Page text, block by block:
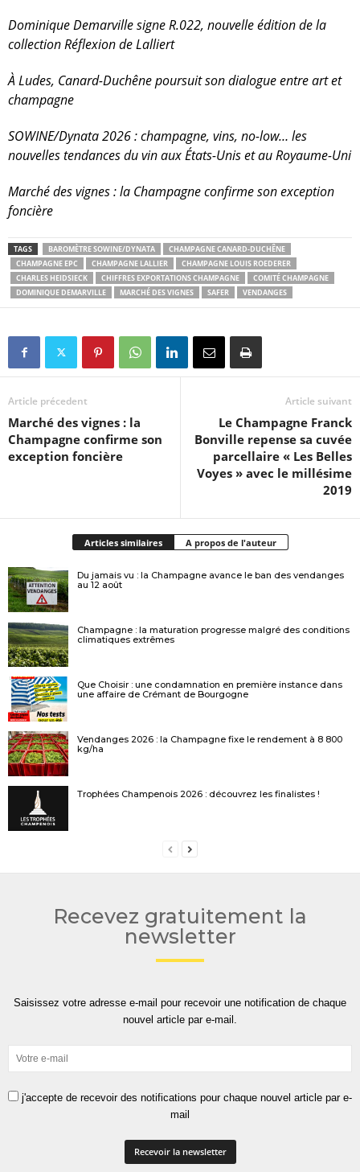
Dominique Demarville signe R.022, nouvelle édition de la
collection Réflexion de Lalliert
À Ludes, Canard-Duchêne poursuit son dialogue entre art et
champagne
SOWINE/Dynata 2026 : champagne, vins, no-low… les
nouvelles tendances du vin aux États-Unis et au Royaume-Uni
Marché des vignes : la Champagne confirme son exception
foncière
TAGS BAROMÈTRE SOWINE/DYNATA
CHAMPAGNE CANARD-DUCHÊNE
CHAMPAGNE EPC
CHAMPAGNE LALLIER
CHAMPAGNE LOUIS ROEDERER
CHARLES HEIDSIECK
CHIFFRES EXPORTATIONS CHAMPAGNE
COMITÉ CHAMPAGNE
DOMINIQUE DEMARVILLE
MARCHÉ DES VIGNES SAFER VENDANGES
Article précedent
Marché des vignes : la
Champagne confirme son
exception foncière
Article suivant
Le Champagne Franck
Bonville repense sa cuvée
parcellaire « Les Belles
Voyes » avec le millésime
2019
Articles similaires A propos de l'auteur
Du jamais vu : la Champagne avance le ban des vendanges
au 12 août
Champagne : la maturation progresse malgré des conditions
climatiques extrêmes
Que Choisir : une condamnation en première instance dans
une affaire de Crémant de Bourgogne
Vendanges 2026 : la Champagne fixe le rendement à 8 800
kg/ha
Trophées Champenois 2026 : découvrez les finalistes !
Recevez gratuitement la
newsletter
Saisissez votre adresse e-mail pour recevoir une notification de chaque
nouvel article par e-mail.
j'accepte de recevoir des notifications pour chaque nouvel article par e-
mail